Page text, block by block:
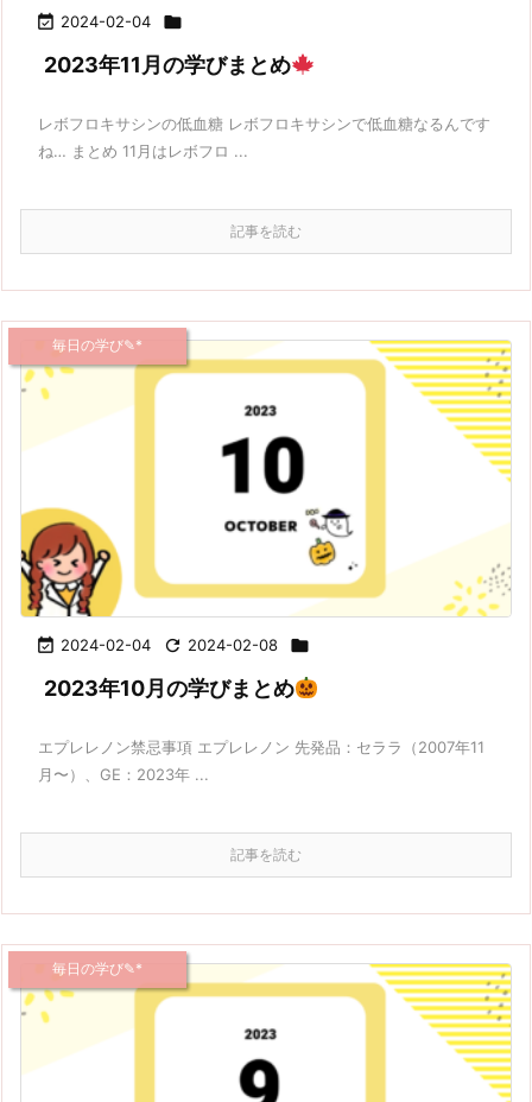
 2024-02-04 
2023年11月の学びまとめ
レボフロキサシンの低血糖 レボフロキサシンで低血糖なるんです
ね… まとめ 11月はレボフロ ...
記事を読む
 2024-02-04  2024-02-08 
毎日の学び✎*
2023年10月の学びまとめ
エプレレノン禁忌事項 エプレレノン 先発品：セララ（2007年11
月〜）、GE：2023年 ...
記事を読む
毎日の学び✎*